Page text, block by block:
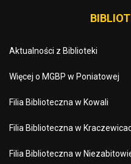
Aktualności z Biblioteki
Więcej o MGBP w Poniatowej
Filia Biblioteczna w Kowali
Filia Biblioteczna w
Filia Biblioteczna w